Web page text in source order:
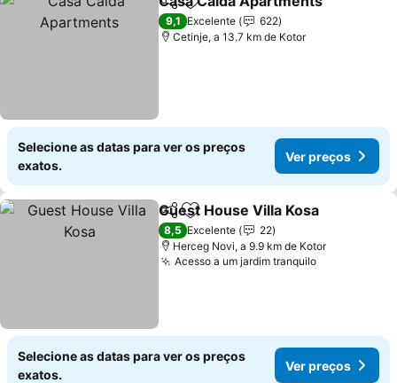
PartilharAdicionar aos favoritos
9,1 Excelente
622
Cetinje, a 13.7 km de Kotor
Selecione as datas para ver os preços
exatos.
Ver preços
PartilharAdicionar aos favoritos
Guest House Villa Kosa
8,5 Excelente
22
Herceg Novi, a 9.9 km de Kotor
Acesso a um jardim tranquilo
Selecione as datas para ver os preços
exatos.
Ver preços